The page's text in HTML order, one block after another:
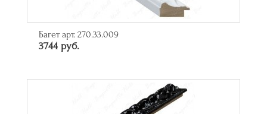
Багет арт. 270.33.009
3744 руб.